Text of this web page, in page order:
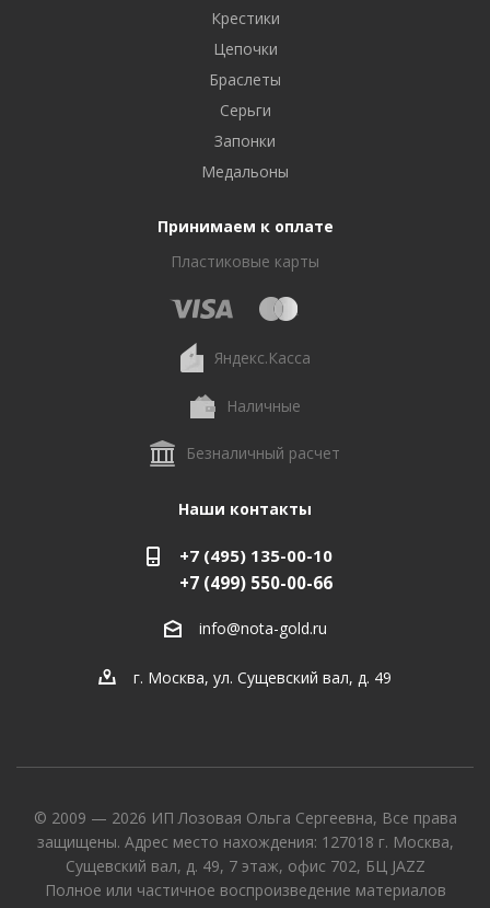
Крестики
Цепочки
Браслеты
Серьги
Запонки
Медальоны
Принимаем к оплате
Пластиковые карты
Яндекс.Касса
Наличные
Безналичный расчет
Наши контакты
+7 (495) 135-00-10
+7 (499) 550-00-66
info@nota-gold.ru
г. Москва, ул. Сущевский вал, д. 49
© 2009 — 2026 ИП Лозовая Ольга Сергеевна, Все права
защищены. Адрес место нахождения: 127018 г. Москва,
Сущевский вал, д. 49, 7 этаж, офис 702, БЦ JAZZ
Полное или частичное воспроизведение материалов